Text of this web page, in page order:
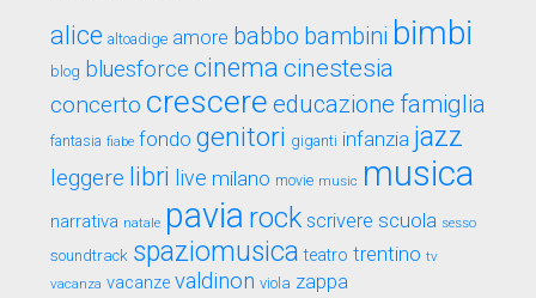
alice altoadige amore babbo bambini bimbi
blog bluesforce cinema cinestesia
concerto crescere educazione famiglia
fantasia fiabe fondo genitori giganti infanzia jazz
leggere libri live milano movie music musica
narrativa natale pavia rock scrivere scuola sesso
soundtrack spaziomusica teatro trentino tv
vacanza vacanze valdinon viola zappa